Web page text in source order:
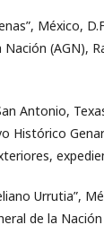
México,
Nación (AGN),
Antonio,
Histórico
Urrutia”,
de la